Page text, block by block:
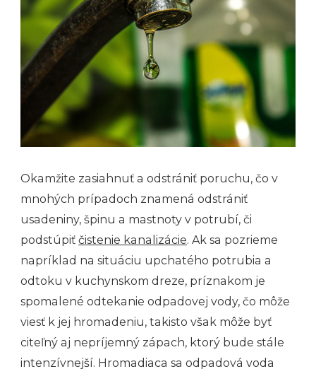
Okamžite zasiahnuť a odstrániť poruchu, čo v
mnohých prípadoch znamená odstrániť
usadeniny, špinu a mastnoty v potrubí, či
podstúpiť čistenie kanalizácie. Ak sa pozrieme
napríklad na situáciu upchatého potrubia a
odtoku v kuchynskom dreze, príznakom je
spomalené odtekanie odpadovej vody, čo môže
viesť k jej hromadeniu, takisto však môže byť
citeľný aj nepríjemný zápach, ktorý bude stále
intenzívnejší. Hromadiaca sa odpadová voda